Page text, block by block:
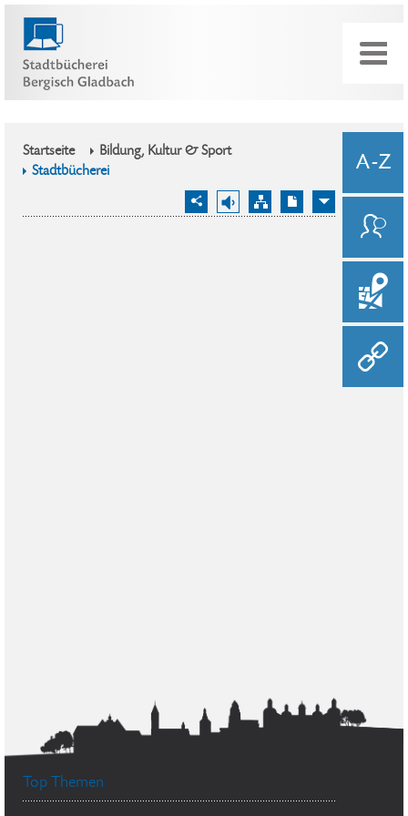
Startseite
Bildung, Kultur & Sport
Stadtbücherei
Top Themen